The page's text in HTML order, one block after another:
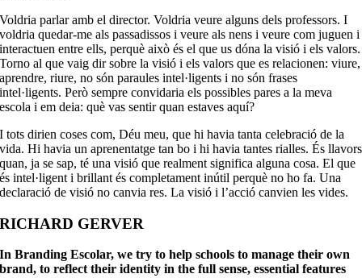
Voldria parlar amb el director. Voldria veure alguns dels professors. I
voldria quedar-me als passadissos i veure als nens i veure com juguen i
interactuen entre ells, perquè això és el que us dóna la visió i els valors.
Torno al que vaig dir sobre la visió i els valors que es relacionen: viure,
aprendre, riure, no són paraules intel·ligents i no són frases
intel·ligents. Però sempre convidaria els possibles pares a la meva
escola i em deia: què vas sentir quan estaves aquí?
I tots dirien coses com, Déu meu, que hi havia tanta celebració de la
vida. Hi havia un aprenentatge tan bo i hi havia tantes rialles. És llavors
quan, ja se sap, té una visió que realment significa alguna cosa. El que
és intel·ligent i brillant és completament inútil perquè no ho fa. Una
declaració de visió no canvia res. La visió i l’acció canvien les vides.
RICHARD GERVER
In Branding Escolar, we try to help schools to manage their own
brand, to reflect their identity in the full sense, essential features